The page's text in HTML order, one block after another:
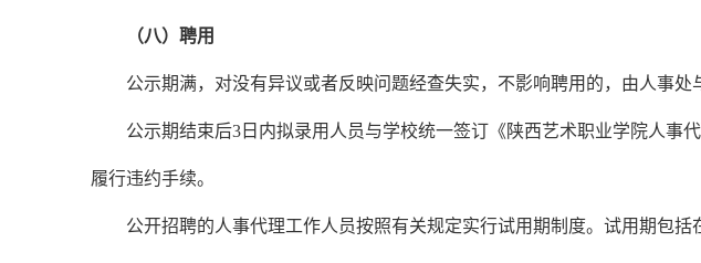
（八）聘用
公示期满，对没有异议或者反映问题经查失实，不影响聘用的，由人事处
公示期结束后3日内拟录用人员与学校统一签订《陕西艺术职业学院人事
履行违约手续。
公开招聘的人事代理工作人员按照有关规定实行试用期制度。试用期包